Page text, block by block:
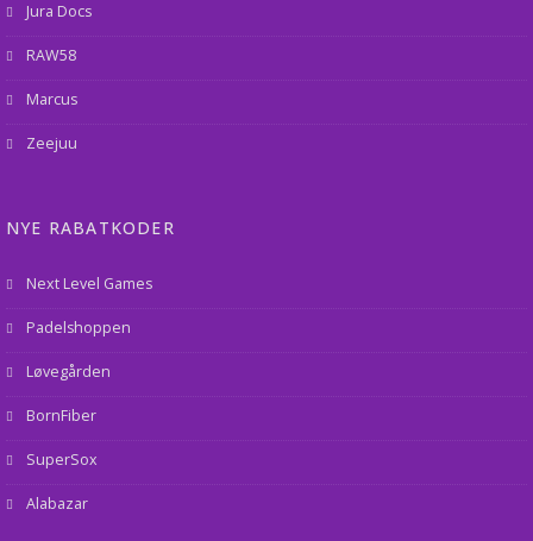
Jura Docs
RAW58
Marcus
Zeejuu
NYE RABATKODER
Next Level Games
Padelshoppen
Løvegården
BornFiber
SuperSox
Alabazar